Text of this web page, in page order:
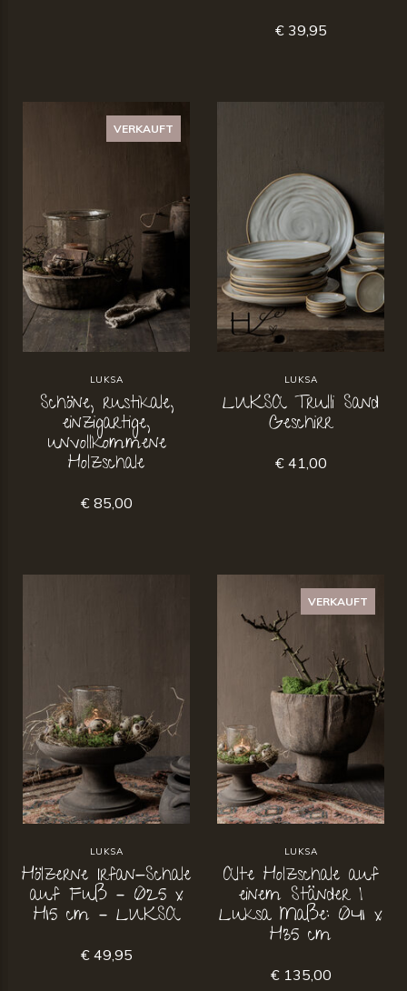
€ 39,95
VERKAUFT
LUKSA
Schöne, rustikale,
einzigartige,
unvollkommene
Holzschale
€ 85,00
LUKSA
LUKSA Trulli Sand
Geschirr
€ 41,00
LUKSA
Hölzerne Irfan-Schale
auf Fuß – Ø25 x
H15 cm – LUKSA
€ 49,95
VERKAUFT
LUKSA
Alte Holzschale auf
einem Ständer |
Luksa Maße: Ø41 x
H35 cm
€ 135,00